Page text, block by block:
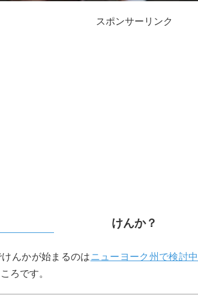
スポンサーリンク
けんか？
んかが始まるのはニューヨーク州で検討中
ろです。